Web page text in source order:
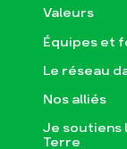
Valeurs
Équipes et
Le réseau
Nos alliés
Je soutiens
Terre